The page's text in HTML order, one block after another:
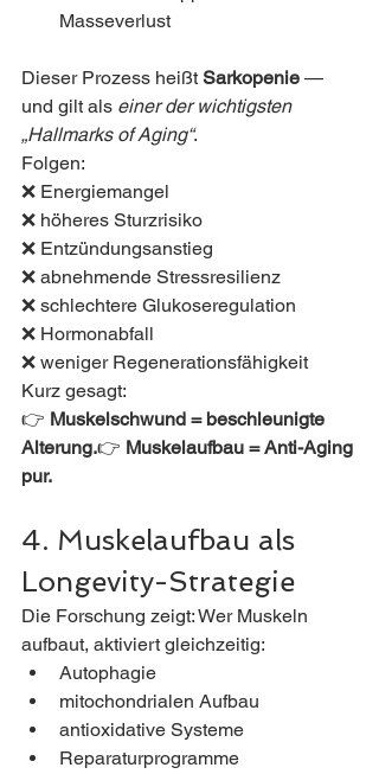
Masseverlust
Dieser Prozess heißt Sarkopenie —
und gilt als einer der wichtigsten
„Hallmarks of Aging“.
Folgen:
❌ Energiemangel
❌ höheres Sturzrisiko
❌ Entzündungsanstieg
❌ abnehmende Stressresilienz
❌ schlechtere Glukoseregulation
❌ Hormonabfall
❌ weniger Regenerationsfähigkeit
Kurz gesagt:
👉 Muskelschwund = beschleunigte
Alterung.👉 Muskelaufbau = Anti-Aging
pur.
4. Muskelaufbau als
Longevity-Strategie
Die Forschung zeigt: Wer Muskeln
aufbaut, aktiviert gleichzeitig:
Autophagie
mitochondrialen Aufbau
antioxidative Systeme
Reparaturprogramme